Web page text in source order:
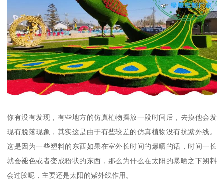
你有没有发现，有些地方的仿真植物摆放一段时间后，去摸他会发
现有脱落现象，其实这是由于有些较差的仿真植物没有抗紫外线。
这是因为一些塑料的东西如果在室外长时间的爆晒的话，时间一长
就会褪色或者变成粉状的东西，那么为什么在太阳的暴晒之下朔料
会过胶呢，主要还是太阳的紫外线作用。